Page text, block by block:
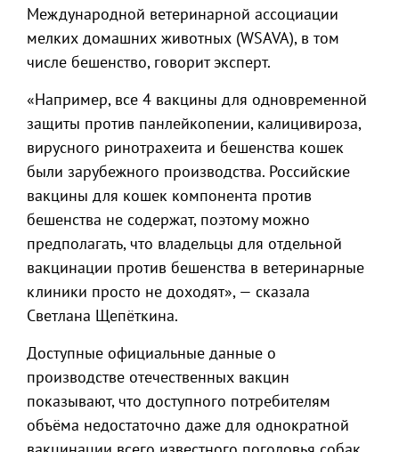
Международной ветеринарной ассоциации
мелких домашних животных (WSAVA), в том
числе бешенство, говорит эксперт.
«Например, все 4 вакцины для одновременной
защиты против панлейкопении, калицивироза,
вирусного ринотрахеита и бешенства кошек
были зарубежного производства. Российские
вакцины для кошек компонента против
бешенства не содержат, поэтому можно
предполагать, что владельцы для отдельной
вакцинации против бешенства в ветеринарные
клиники просто не доходят», — сказала
Светлана Щепёткина.
Доступные официальные данные о
производстве отечественных вакцин
показывают, что доступного потребителям
объёма недостаточно даже для однократной